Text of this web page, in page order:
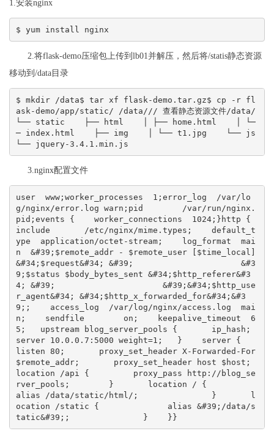
1.安装nginx
$ yum install nginx
2.将flask-demo压缩包上传到lb01并解压，然后将/statis静态资源
移动到/data目录
$ mkdir /data$ tar xf flask-demo.tar.gz$ cp -r fl
ask-demo/app/static/ /data/// 查看静态资源文件/data/
└── static    ├── html    │ ├── home.html    │ └─
─ index.html    ├── img    │ └── t1.jpg    └── js
└── jquery-3.4.1.min.js
3.nginx配置文件
user  www;worker_processes  1;error_log  /var/lo
g/nginx/error.log warn;pid        /var/run/nginx.
pid;events {    worker_connections  1024;}http {
include       /etc/nginx/mime.types;    default_t
ype  application/octet-stream;    log_format  mai
n  &#39;$remote_addr - $remote_user [$time_local]
&#34;$request&#34; &#39;                      &#3
9;$status $body_bytes_sent &#34;$http_referer&#3
4; &#39;                      &#39;&#34;$http_use
r_agent&#34; &#34;$http_x_forwarded_for&#34;&#3
9;;    access_log  /var/log/nginx/access.log  mai
n;    sendfile        on;    keepalive_timeout  6
5;   upstream blog_server_pools {       ip_hash;
server 10.0.0.7:5000 weight=1;   }    server {
listen 80;       proxy_set_header X-Forwarded-For
$remote_addr;       proxy_set_header host $host;
location /api {         proxy_pass http://blog_se
rver_pools;        }       location / {
alias /data/static/html/;               }       l
ocation /static {              alias &#39;/data/s
tatic&#39;;               }    }}